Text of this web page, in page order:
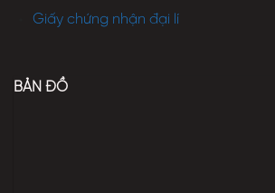
Giấy chứng nhận đại lí
BẢN ĐỒ